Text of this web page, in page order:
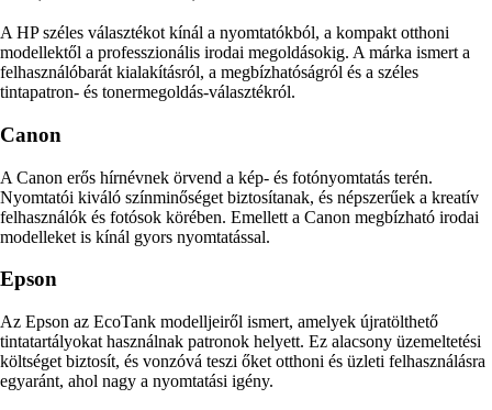
A HP széles választékot kínál a nyomtatókból, a kompakt otthoni
modellektől a professzionális irodai megoldásokig. A márka ismert a
felhasználóbarát kialakításról, a megbízhatóságról és a széles
tintapatron- és tonermegoldás-választékról.
Canon
A Canon erős hírnévnek örvend a kép- és fotónyomtatás terén.
Nyomtatói kiváló színminőséget biztosítanak, és népszerűek a kreatív
felhasználók és fotósok körében. Emellett a Canon megbízható irodai
modelleket is kínál gyors nyomtatással.
Epson
Az Epson az EcoTank modelljeiről ismert, amelyek újratölthető
tintatartályokat használnak patronok helyett. Ez alacsony üzemeltetési
költséget biztosít, és vonzóvá teszi őket otthoni és üzleti felhasználásra
egyaránt, ahol nagy a nyomtatási igény.